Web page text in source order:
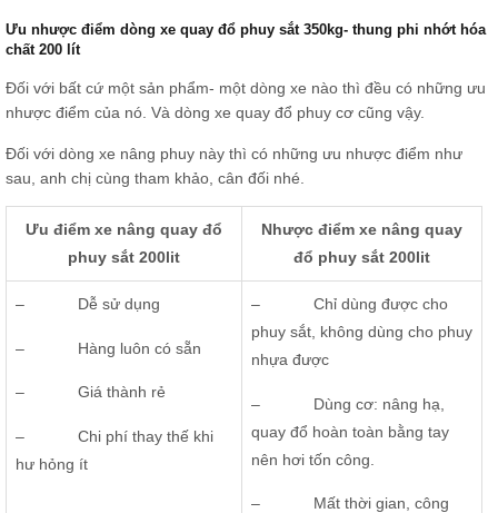
Ưu nhược điểm dòng xe quay đổ phuy sắt 350kg- thung phi nhớt hóa
chất 200 lít
Đối với bất cứ một sản phẩm- một dòng xe nào thì đều có những ưu
nhược điểm của nó. Và dòng xe quay đổ phuy cơ cũng vậy.
Đối với dòng xe nâng phuy này thì có những ưu nhược điểm như
sau, anh chị cùng tham khảo, cân đối nhé.
Ưu điểm xe nâng quay đổ
phuy sắt 200lit
Nhược điểm xe nâng quay
đổ phuy sắt 200lit
– Dễ sử dụng
– Hàng luôn có sẵn
– Giá thành rẻ
– Chi phí thay thế khi
hư hỏng ít
– Chỉ dùng được cho
phuy sắt, không dùng cho phuy
nhựa được
– Dùng cơ: nâng hạ,
quay đổ hoàn toàn bằng tay
nên hơi tốn công.
– Mất thời gian, công